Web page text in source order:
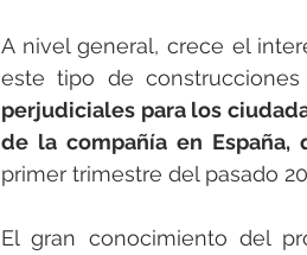
A nivel general, crece el
este tipo de construcciones
perjudiciales para los
de la compañía en España,
primer trimestre del pasado
El gran conocimiento del